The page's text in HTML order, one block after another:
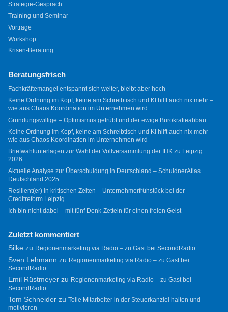
Strategie-Gespräch
Training und Seminar
Vorträge
Workshop
Krisen-Beratung
Beratungsfrisch
Fachkräftemangel entspannt sich weiter, bleibt aber hoch
Keine Ordnung im Kopf, keine am Schreibtisch und KI hilft auch nix mehr –
wie aus Chaos Koordination im Unternehmen wird
Gründungswillige – Optimismus getrübt und der ewige Bürokratieabbau
Keine Ordnung im Kopf, keine am Schreibtisch und KI hilft auch nix mehr –
wie aus Chaos Koordination im Unternehmen wird
Briefwahlunterlagen zur Wahl der Vollversammlung der IHK zu Leipzig
2026
Aktuelle Analyse zur Überschuldung in Deutschland – SchuldnerAtlas
Deutschland 2025
Resilient(er) in kritischen Zeiten – Unternehmerfrühstück bei der
Creditreform Leipzig
Ich bin nicht dabei – mit fünf Denk-Zetteln für einen freien Geist
Zuletzt kommentiert
Silkezu Regionenmarketing via Radio – zu Gast bei SecondRadio
Sven Lehmann zu Regionenmarketing via Radio – zu Gast bei
SecondRadio
Emil Rüstmeyerzu Regionenmarketing via Radio – zu Gast bei
SecondRadio
Tom Schneiderzu Tolle Mitarbeiter in der Steuerkanzlei halten und
motivieren